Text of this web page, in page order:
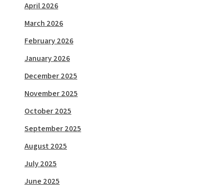
April 2026
March 2026
February 2026
January 2026
December 2025
November 2025
October 2025
September 2025
August 2025
July 2025
June 2025